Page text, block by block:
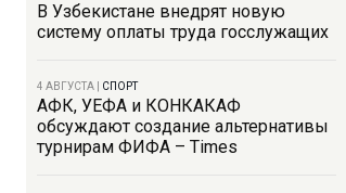
В Узбекистане внедрят новую
систему оплаты труда госслужащих
4 АВГУСТА СПОРТ
АФК, УЕФА и КОНКАКАФ
обсуждают создание альтернативы
турнирам ФИФА – Times